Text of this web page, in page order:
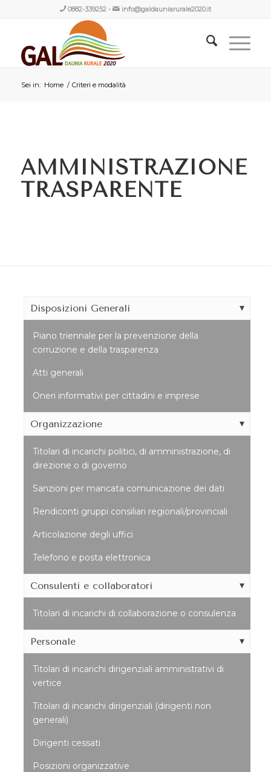
0882-339252- info@galdauniarurale2020.it
Sei in: Home / Criteri e modalità
AMMINISTRAZIONE
TRASPARENTE
Disposizioni Generali
Piano triennale per la prevenzione della
corruzione e della trasparenza
Atti generali
Oneri informativi per cittadini e imprese
Organizzazione
Titolari di incarichi politici, di amministrazione, di
direzione o di governo
Sanzioni per mancata comunicazione dei dati
Rendiconti gruppi consiliari regionali/provinciali
Articolazione degli uffici
Telefono e posta elettronica
Consulenti e collaboratori
Titolari di incarichi di collaborazione o consulenza
Personale
Titolari di incarichi dirigenziali amministrativi di
vertice
Titolari di incarichi dirigenziali (dirigenti non
generali)
Dirigenti cessati
Posizioni organizzative